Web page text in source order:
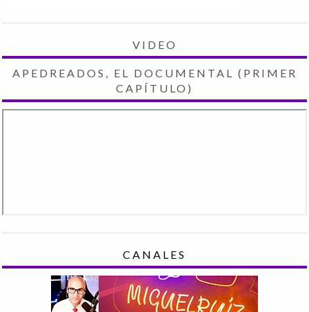
VIDEO
APEDREADOS, EL DOCUMENTAL (PRIMER
CAPÍTULO)
CANALES